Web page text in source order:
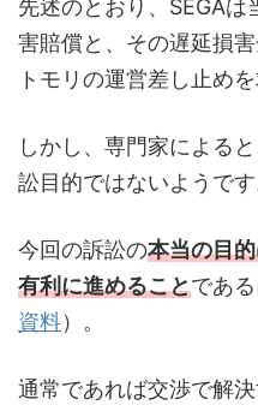
先述のとおり、SEGA
害賠償と、その遅延損
トモリの運営差し止め
しかし、専門家による
訟目的ではないようです
今回の訴訟の本当の目
有利に進めることであ
資料）。
通常であれば交渉で解